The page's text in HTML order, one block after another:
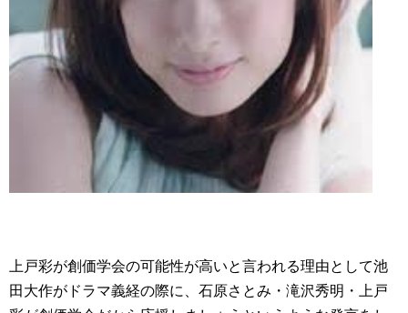
上戸彩が創価学会の可能性が高いと言われる理由として池
田大作がドラマ義経の際に、石原さとみ・滝沢秀明・上戸